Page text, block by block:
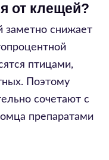
от клещей?
заметно снижает
птицами,
Поэтому
сочетают с
препаратами